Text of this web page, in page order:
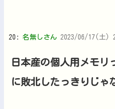
20: 名無しさん 2023/06/17(土)
日本産の個人用メモリ
に敗北したっきりじゃ